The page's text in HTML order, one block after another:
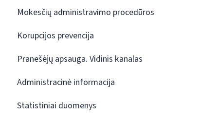
Mokesčių administravimo procedūros
Korupcijos prevencija
Pranešėjų apsauga. Vidinis kanalas
Administracinė informacija
Statistiniai duomenys